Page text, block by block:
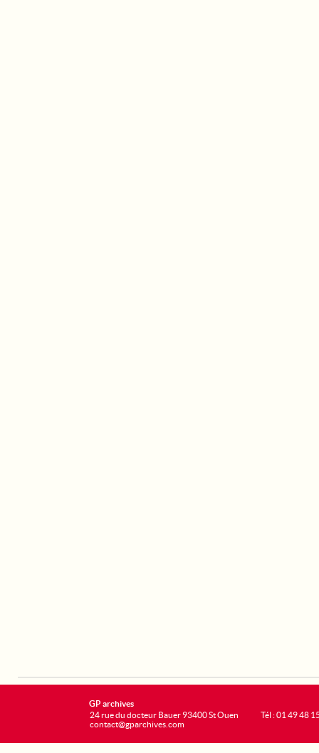
GP archives
24 rue du docteur Bauer 93400 St Ouen
contact@gparchives.com
Tél : 01 49 48